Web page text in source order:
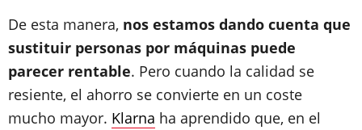
De esta manera, nos estamos dando cuenta que
sustituir personas por máquinas puede
parecer rentable. Pero cuando la calidad se
resiente, el ahorro se convierte en un coste
mucho mayor. Klarna ha aprendido que, en el